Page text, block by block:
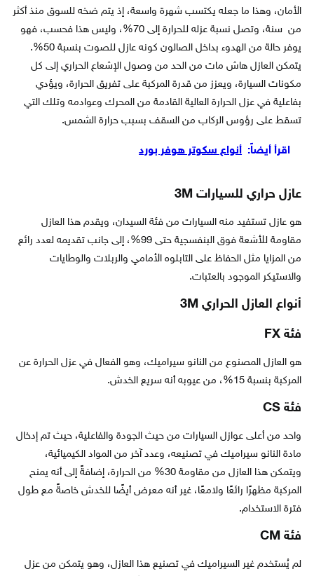
الأمان، وهذا ما جعله يكتسب شهرة واسعة، إذ يتم ضخه للسوق منذ أكثر
من سنة، وتصل نسبة عزله للحرارة إلى 70%، وليس هذا فحسب، فهو
يوفر حالة من الهدوء بداخل الصالون كونه عازل للصوت بنسبة 50%.
يتمكن العازل هاش مات من الحد من وصول الإشعاع الحراري إلى كل
مكونات السيارة، ويعزز من قدرة المركبة على تفريق الحرارة، ويؤدي
بفاعلية في عزل الحرارة العالية القادمة من المحرك وعوادمه وتلك التي
تسقط على رؤوس الركاب من السقف بسبب حرارة الشمس.
اقرأ أيضاً: أنواع سكوتر هوفر بورد
عازل حراري للسيارات 3M
هو عازل تستفيد منه السيارات من فئة السيدان، ويقدم هذا العازل
مقاومة للأشعة فوق البنفسجية حتى 99%، إلى جانب تقديمه لعدد رائع
من المزايا مثل الحفاظ على التابلوه الأمامي والربلات والوطايات
والاستيكر الموجود بالعتبات.
أنواع العازل الحراري 3M
فئة FX
هو العازل المصنوع من النانو سيراميك، وهو الفعال في عزل الحرارة عن
المركبة بنسبة 15%، من عيوبه أنه سريع الخدش.
فئة CS
واحد من أعلى عوازل السيارات من حيث الجودة والفاعلية، حيث تم إدخال
مادة النانو سيراميك في تصنيعه، وعدد آخر من المواد الكيميائية،
ويتمكن هذا العازل من مقاومة 30% من الحرارة، إضافةً إلى أنه يمنح
المركبة مظهرًا رائعًا ولامعًا، غير أنه معرض أيضًا للخدش خاصةً مع طول
فترة الاستخدام.
فئة CM
لم يُستخدم غير السيراميك في تصنيع هذا العازل، وهو يتمكن من عزل